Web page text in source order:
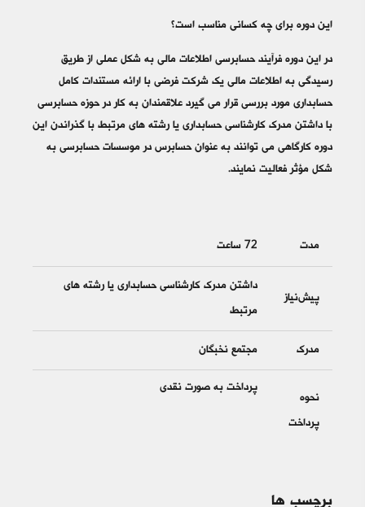
این دوره برای چه کسانی مناسب است؟
در این دوره فرآیند حسابرسی اطلاعات مالی به شکل عملی از طریق
رسیدگی به اطلاعات مالی یک شرکت فرضی با ارائه مستندات کامل
حسابداری مورد بررسی قرار می گیرد علاقمندان به کار در حوزه حسابرسی
با داشتن مدرک کارشناسی حسابداری یا رشته های مرتبط با گذراندن این
دوره کارگاهی می توانند به عنوان حسابرس در موسسات حسابرسی به
شکل مؤثر فعالیت نمایند.
مدت 72 ساعت
پیش‌نیاز
داشتن مدرک کارشناسی حسابداری یا رشته های
مرتبط
مدرک مجتمع نخبگان
نحوه
پرداخت
پرداخت به صورت نقدی
برچسب ها